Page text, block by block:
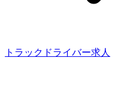
トラックドライバー求人